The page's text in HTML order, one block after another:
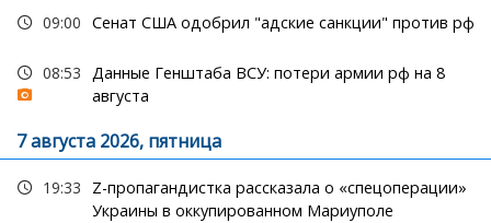
09:00 Сенат США одобрил "адские санкции" против рф
08:53 Данные Генштаба ВСУ: потери армии рф на 8
августа
7 августа 2026, пятница
19:33
Z-пропагандистка рассказала о «спецоперации»
Украины в оккупированном Мариуполе